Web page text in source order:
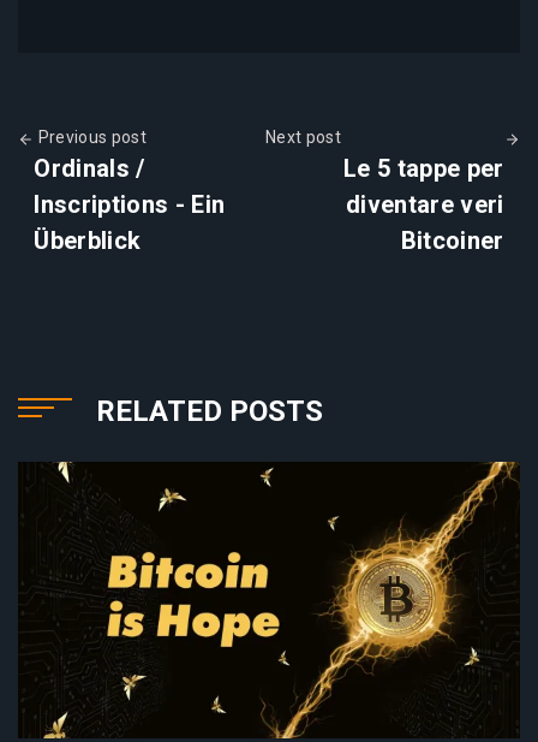
Previous post
Ordinals /
Inscriptions - Ein
Überblick
Next post
Le 5 tappe per
diventare veri
Bitcoiner
RELATED POSTS